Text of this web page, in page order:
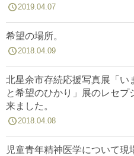
2019.04.07
希望の場所。
2018.04.09
北星余市存続応援写真展「い
と希望のひかり」展のレセプ
来ました。
2018.04.08
児童青年精神医学について